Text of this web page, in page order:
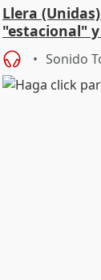
Llera
"estacional"
Sonido